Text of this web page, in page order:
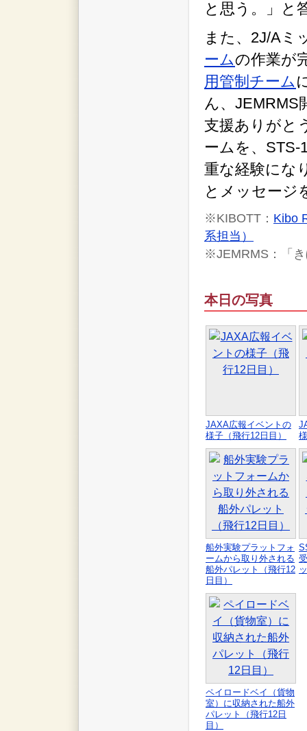
と思う。」と
また、2J/Aミ
ームの作業が
用管制チーム
ん、JEMRMS
支援ありがと
ームを、STS-
重な経験にな
とメッセージ
※KIBOTT： Kibo
系担当）
※JEMRMS：「
本日の写真
JAXA広報イベントの
様子（飛行12日目）
船外実験プラットフォ
ームから取り外される
船外パレット（飛行12
日目）
ペイロードベイ（貨物
室）に収納された船外
パレット（飛行12日
目）